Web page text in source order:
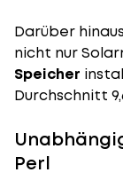
Darüber
nicht nur
Speicher
Durchschnitt
Perl